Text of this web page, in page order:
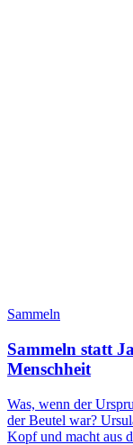
Sammeln
Sammeln statt
Menschheit
Was, wenn der
der Beutel war?
Kopf und macht aus